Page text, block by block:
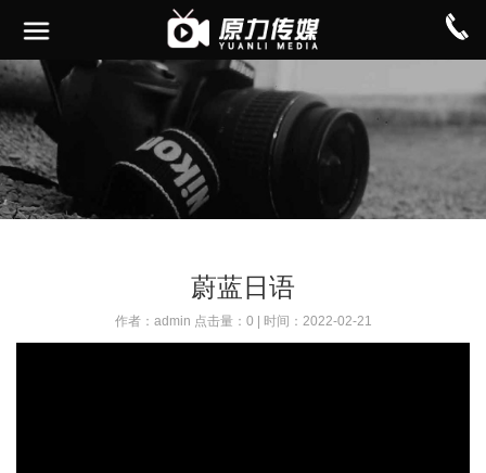
蔚蓝日语
作者：admin 点击量：0 | 时间：2022-02-21